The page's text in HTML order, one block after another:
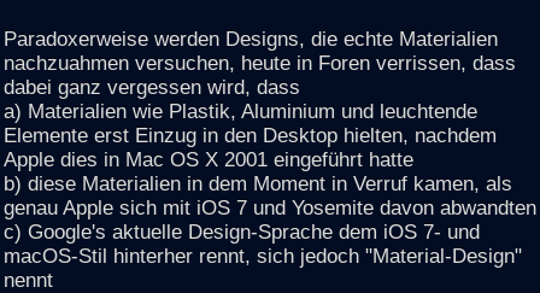
Paradoxerweise werden Designs, die echte Materialien
nachzuahmen versuchen, heute in Foren verrissen, dass
dabei ganz vergessen wird, dass
a) Materialien wie Plastik, Aluminium und leuchtende
Elemente erst Einzug in den Desktop hielten, nachdem
Apple dies in Mac OS X 2001 eingeführt hatte
b) diese Materialien in dem Moment in Verruf kamen, als
genau Apple sich mit iOS 7 und Yosemite davon abwandten
c) Google's aktuelle Design-Sprache dem iOS 7- und
macOS-Stil hinterher rennt, sich jedoch "Material-Design"
nennt